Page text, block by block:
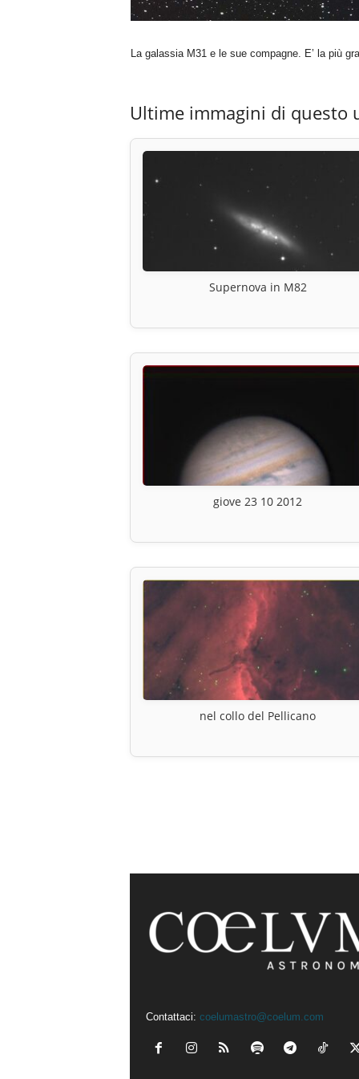
La galassia M31 e le sue compagne. E’ la più
Ultime immagini di questo
Supernova in M82
giove 23 10 2012
nel collo del Pellicano
Contattaci: coelumastro@coelum.com